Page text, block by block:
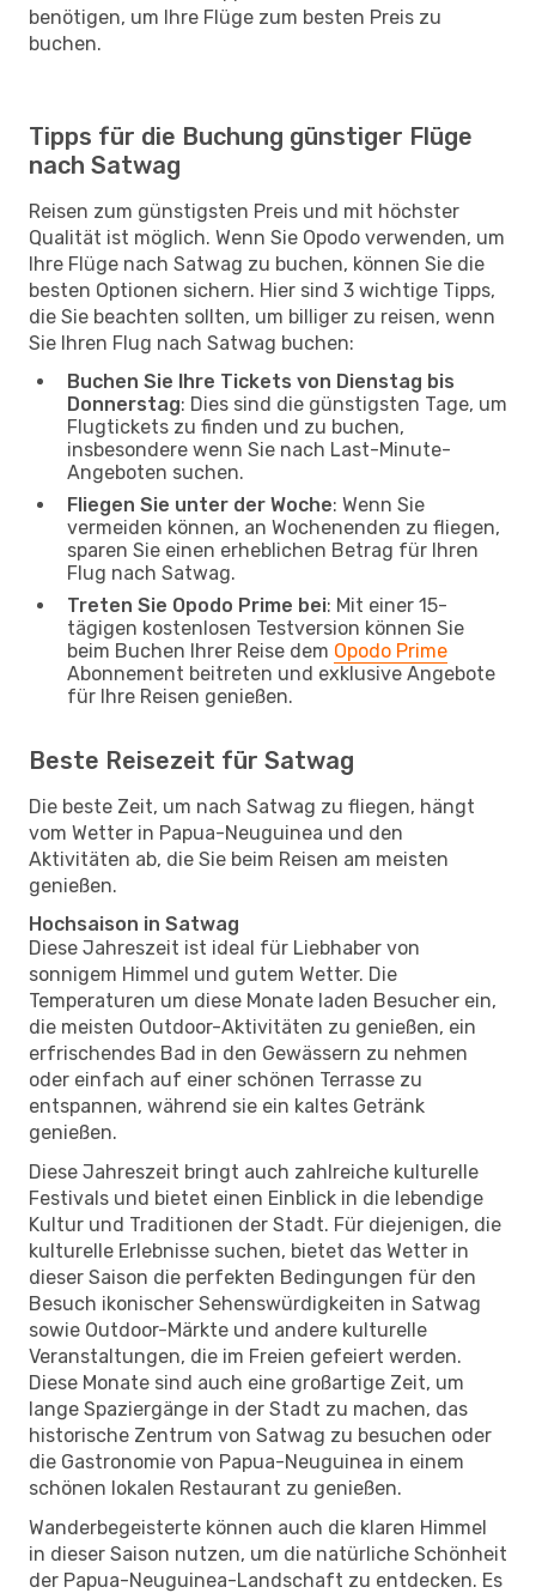
benötigen, um Ihre Flüge zum besten Preis zu
buchen.
Tipps für die Buchung günstiger Flüge
nach Satwag
Reisen zum günstigsten Preis und mit höchster
Qualität ist möglich. Wenn Sie Opodo verwenden, um
Ihre Flüge nach Satwag zu buchen, können Sie die
besten Optionen sichern. Hier sind 3 wichtige Tipps,
die Sie beachten sollten, um billiger zu reisen, wenn
Sie Ihren Flug nach Satwag buchen:
Buchen Sie Ihre Tickets von Dienstag bis
Donnerstag: Dies sind die günstigsten Tage, um
Flugtickets zu finden und zu buchen,
insbesondere wenn Sie nach Last-Minute-
Angeboten suchen.
Fliegen Sie unter der Woche: Wenn Sie
vermeiden können, an Wochenenden zu fliegen,
sparen Sie einen erheblichen Betrag für Ihren
Flug nach Satwag.
Treten Sie Opodo Prime bei: Mit einer 15-
tägigen kostenlosen Testversion können Sie
beim Buchen Ihrer Reise dem Opodo Prime
Abonnement beitreten und exklusive Angebote
für Ihre Reisen genießen.
Beste Reisezeit für Satwag
Die beste Zeit, um nach Satwag zu fliegen, hängt
vom Wetter in Papua-Neuguinea und den
Aktivitäten ab, die Sie beim Reisen am meisten
genießen.
Hochsaison in Satwag
Diese Jahreszeit ist ideal für Liebhaber von
sonnigem Himmel und gutem Wetter. Die
Temperaturen um diese Monate laden Besucher ein,
die meisten Outdoor-Aktivitäten zu genießen, ein
erfrischendes Bad in den Gewässern zu nehmen
oder einfach auf einer schönen Terrasse zu
entspannen, während sie ein kaltes Getränk
genießen.
Diese Jahreszeit bringt auch zahlreiche kulturelle
Festivals und bietet einen Einblick in die lebendige
Kultur und Traditionen der Stadt. Für diejenigen, die
kulturelle Erlebnisse suchen, bietet das Wetter in
dieser Saison die perfekten Bedingungen für den
Besuch ikonischer Sehenswürdigkeiten in Satwag
sowie Outdoor-Märkte und andere kulturelle
Veranstaltungen, die im Freien gefeiert werden.
Diese Monate sind auch eine großartige Zeit, um
lange Spaziergänge in der Stadt zu machen, das
historische Zentrum von Satwag zu besuchen oder
die Gastronomie von Papua-Neuguinea in einem
schönen lokalen Restaurant zu genießen.
Wanderbegeisterte können auch die klaren Himmel
in dieser Saison nutzen, um die natürliche Schönheit
der Papua-Neuguinea-Landschaft zu entdecken. Es